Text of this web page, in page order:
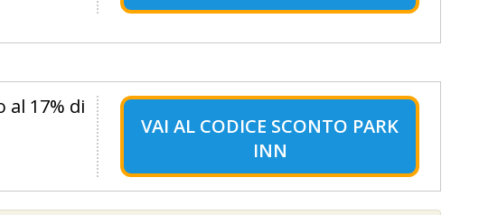
17% di
VAI AL CODICE SCONTO PARK
INN